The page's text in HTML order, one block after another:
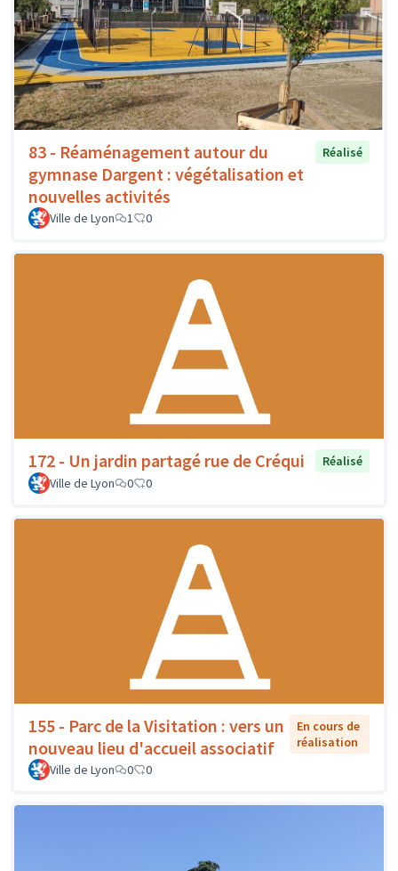
83 - Réaménagement autour du
gymnase Dargent : végétalisation et
nouvelles activités
Réalisé
Ville de Lyon 1 0
172 - Un jardin partagé rue de Créqui
Réalisé
Ville de Lyon
0 0
155 - Parc de la Visitation : vers un
nouveau lieu d'accueil associatif
En cours de
réalisation
Ville de Lyon
0 0